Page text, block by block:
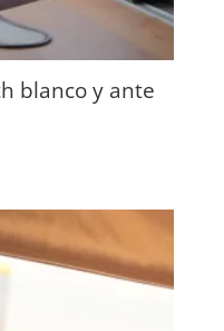
blanco y ante